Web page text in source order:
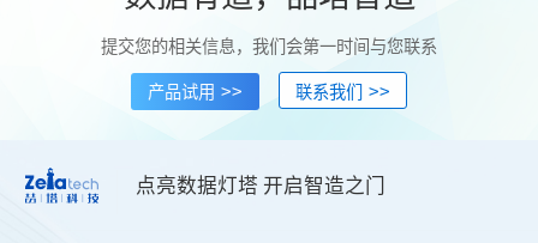
提交您的相关信息，我们会第一时间与您联系
产品试用 >> 联系我们 >>
点亮数据灯塔 开启智造之门